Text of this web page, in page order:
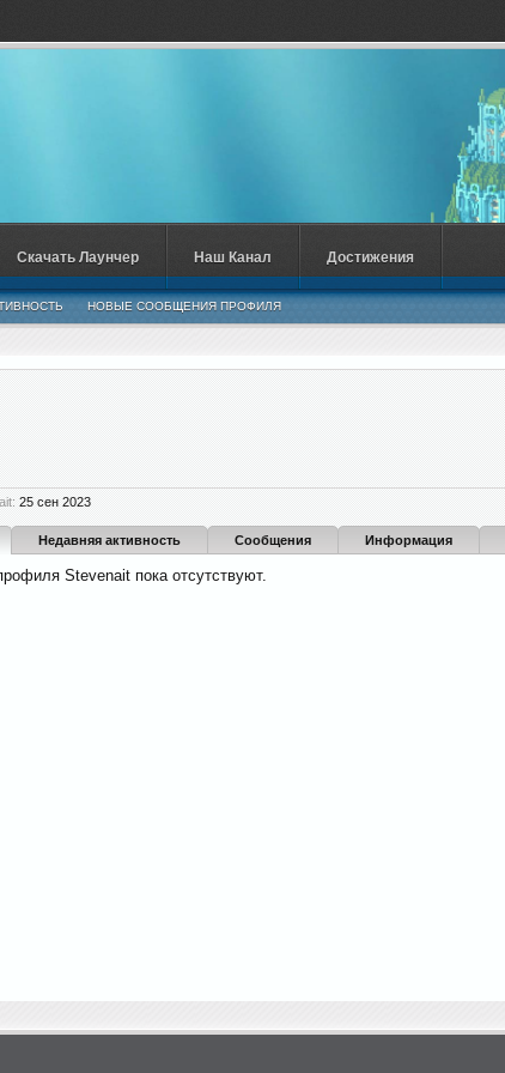
25 сен 2023
Недавняя активность Сообщения Информация
Stevenait пока отсутствуют.
НОВЫЕ СООБЩЕНИЯ ПРОФИЛЯ
Скачать Лаунчер Наш Канал Достижения